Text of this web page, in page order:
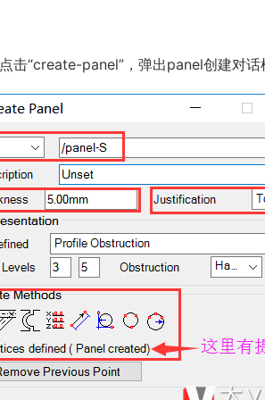
点击“create-panel”，弹出panel创建对话